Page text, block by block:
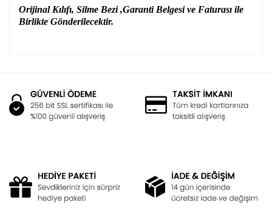
Orijinal Kılıfı, Silme Bezi ,Garanti Belgesi ve Faturası ile
Birlikte Gönderilecektir.
Yorum Yaz
Ürün resmi kalitesiz, bozuk veya görüntülenemiyor.
Ürün açıklamasında eksik bilgiler bulunuyor.
Bu ürüne benzer farklı alternatifler olmalı.